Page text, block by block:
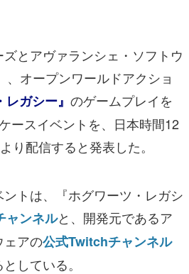
？
とアヴァランシェ・ソフトウ
、オープンワールドアクショ
レガシー』 のゲームプレイを
ースイベントを、日本時間12
り配信すると発表した。
トは、『ホグワーツ・レガシ
ャンネルと、開発元であるア
ェアの公式Twitchチャンネル
している。